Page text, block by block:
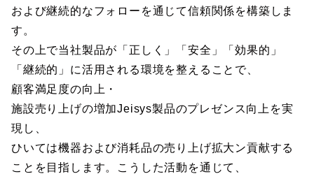
および継続的なフォローを通じて信頼関係を構築しま
す。
その上で当社製品が「正しく」「安全」「効果的」
「継続的」に活用される環境を整えることで、
顧客満足度の向上・
施設売り上げの増加Jeisys製品のプレゼンス向上を実
現し、
ひいては機器および消耗品の売り上げ拡大ン貢献する
ことを目指します。こうした活動を通じて、